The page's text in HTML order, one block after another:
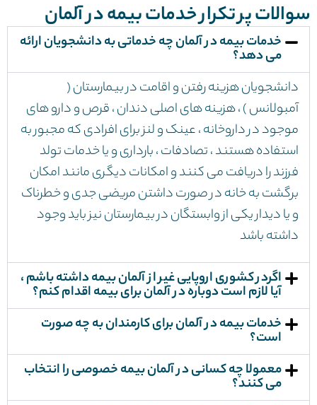
سوالات پر تکرار خدمات بیمه در آلمان
خدمات بیمه در آلمان چه خدماتی به دانشجویان ارائه
می دهد؟
دانشجویان هزینه رفتن و اقامت در بیمارستان (
آمبولانس ) ، هزینه های اصلی دندان ، قرص و دارو های
موجود در داروخانه ، عینک و لنز برای افرادی که مجبور به
استفاده هستند ، تصادفات ، بارداری و یا خدمات تولد
فرزند را دریافت می کنند و امکانات دیگری مانند امکان
برگشت به خانه در صورت داشتن مریضی جدی و خطرناک
و یا دیدار یکی از وابستگان در بیمارستان نیز باید وجود
داشته باشد
اگردر کشوری اروپایی غیر از آلمان بیمه داشته باشم ،
آیا لازم است دوباره در آلمان برای بیمه اقدام کنم؟
خدمات بیمه در آلمان برای کارمندان به چه صورت
است؟
معمولا چه کسانی در آلمان بیمه خصوصی را انتخاب
می کنند؟